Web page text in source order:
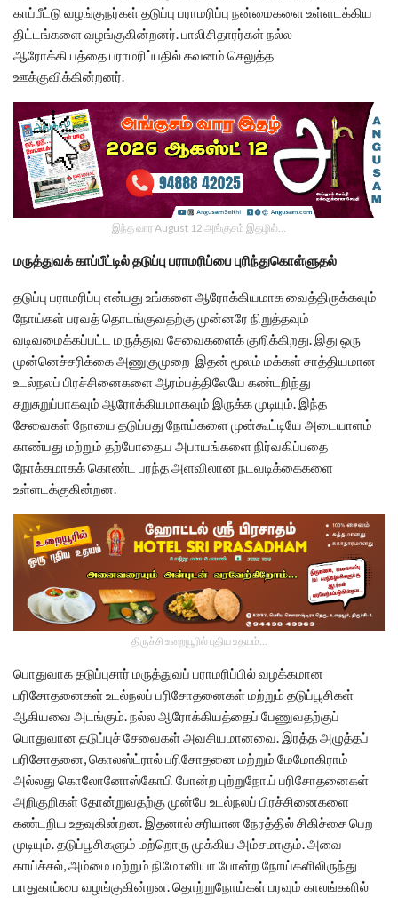
காப்பீட்டு வழங்குநர்கள் தடுப்பு பராமரிப்பு நன்மைகளை உள்ளடக்கிய
திட்டங்களை வழங்குகின்றனர். பாலிசிதாரர்கள் நல்ல
ஆரோக்கியத்தை பராமரிப்பதில் கவனம் செலுத்த
ஊக்குவிக்கின்றனர்.
இந்த வார August 12 அங்குசம் இதழில்…
மருத்துவக் காப்பீட்டில் தடுப்பு பராமரிப்பை புரிந்துகொள்ளுதல்
தடுப்பு பராமரிப்பு என்பது உங்களை ஆரோக்கியமாக வைத்திருக்கவும்
நோய்கள் பரவத் தொடங்குவதற்கு முன்னரே நிறுத்தவும்
வடிவமைக்கப்பட்ட மருத்துவ சேவைகளைக் குறிக்கிறது. இது ஒரு
முன்னெச்சரிக்கை அணுகுமுறை இதன் மூலம் மக்கள் சாத்தியமான
உடல்நலப் பிரச்சினைகளை ஆரம்பத்திலேயே கண்டறிந்து
சுறுசுறுப்பாகவும் ஆரோக்கியமாகவும் இருக்க முடியும். இந்த
சேவைகள் நோயை தடுப்பது நோய்களை முன்கூட்டியே அடையாளம்
காண்பது மற்றும் தற்போதைய அபாயங்களை நிர்வகிப்பதை
நோக்கமாகக் கொண்ட பரந்த அளவிலான நடவடிக்கைகளை
உள்ளடக்குகின்றன.
திருச்சி உறையூரில் புதிய உதயம்...
பொதுவாக தடுப்புசார் மருத்துவப் பராமரிப்பில் வழக்கமான
பரிசோதனைகள் உடல்நலப் பரிசோதனைகள் மற்றும் தடுப்பூசிகள்
ஆகியவை அடங்கும். நல்ல ஆரோக்கியத்தைப் பேணுவதற்குப்
பொதுவான தடுப்புச் சேவைகள் அவசியமானவை. இரத்த அழுத்தப்
பரிசோதனை, கொலஸ்ட்ரால் பரிசோதனை மற்றும் மேமோகிராம்
அல்லது கொலோனோஸ்கோபி போன்ற புற்றுநோய் பரிசோதனைகள்
அறிகுறிகள் தோன்றுவதற்கு முன்பே உடல்நலப் பிரச்சினைகளை
கண்டறிய உதவுகின்றன. இதனால் சரியான நேரத்தில் சிகிச்சை பெற
முடியும். தடுப்பூசிகளும் மற்றொரு முக்கிய அம்சமாகும். அவை
காய்ச்சல், அம்மை மற்றும் நிமோனியா போன்ற நோய்களிலிருந்து
பாதுகாப்பை வழங்குகின்றன. தொற்றுநோய்கள் பரவும் காலங்களில்